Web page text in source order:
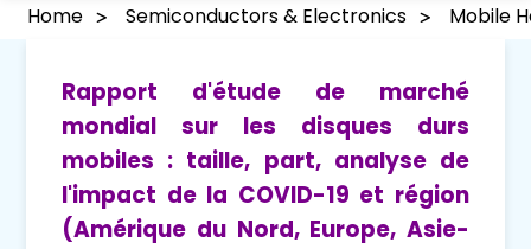
Home Semiconductors & Electronics Mobile
Rapport d'étude de marché
mondial sur les disques durs
mobiles : taille, part, analyse de
l'impact de la COVID-19 et région
(Amérique du Nord, Europe, Asie-